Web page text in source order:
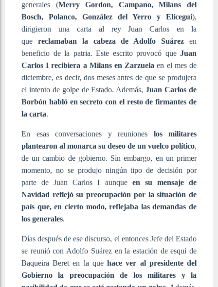
generales (Merry Gordon, Campano, Milans del
Bosch, Polanco, González del Yerro y Elícegui),
dirigieron una carta al rey Juan Carlos en la
que reclamaban la cabeza de Adolfo Suárez en
beneficio de la patria. Este escrito provocó que Juan
Carlos I recibiera a Milans en Zarzuela en el mes de
diciembre, es decir, dos meses antes de que se produjera
el intento de golpe de Estado. Además,Juan Carlos de
Borbón habló en secreto con el resto de firmantes de
la carta.
En esas conversaciones y reuniones los militares
plantearon al monarca su deseo de un vuelco político,
de un cambio de gobierno. Sin embargo, en un primer
momento, no se produjo ningún tipo de decisión por
parte de Juan Carlos I aunque en su mensaje de
Navidad reflejó su preocupación por la situación de
país que, en cierto modo, reflejaba las demandas de
los generales.
Días después de ese discurso, el entonces Jefe del Estado
se reunió con Adolfo Suárez en la estación de esquí de
Baqueira Beret en la quehace ver al presidente del
Gobierno la preocupación de los militares y la